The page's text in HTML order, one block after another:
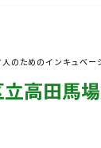
のためのインキュベー